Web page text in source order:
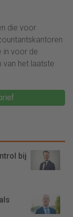
die voor
in voor de
van het laatste
bij